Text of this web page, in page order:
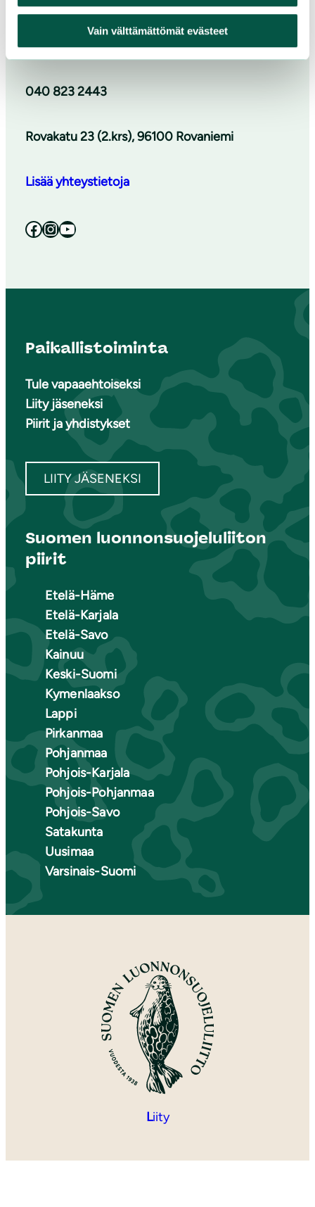
Vain välttämättömät evästeet
lappi@sll.fi
040 823 2443
Rovakatu 23 (2.krs), 96100 Rovaniemi
Lisää yhteystietoja
Facebook InstagramYouTube
Paikallistoiminta
Tule vapaaehtoiseksi
Liity jäseneksi
Piirit ja yhdistykset
LIITY JÄSENEKSI
Suomen luonnonsuojeluliiton
piirit
Etelä-Häme
Etelä-Karjala
Etelä-Savo
Kainuu
Keski-Suomi
Kymenlaakso
Lappi
Pirkanmaa
Pohjanmaa
Pohjois-Karjala
Pohjois-Pohjanmaa
Pohjois-Savo
Satakunta
Uusimaa
Varsinais-Suomi
Liity